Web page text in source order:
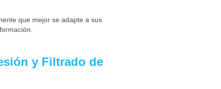
que mejor se adapte a sus
y Filtrado de